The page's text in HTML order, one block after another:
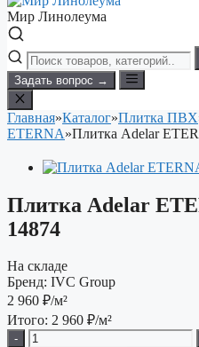
Мир Линолеума
Задать вопрос →
Главная»Каталог»Плитка ПВХ
ETERNA»Плитка Adelar
Плитка Adelar
14874
На складе
Бренд: IVC Group
2 960 ₽/м²
Итого: 2 960 ₽/м²
-